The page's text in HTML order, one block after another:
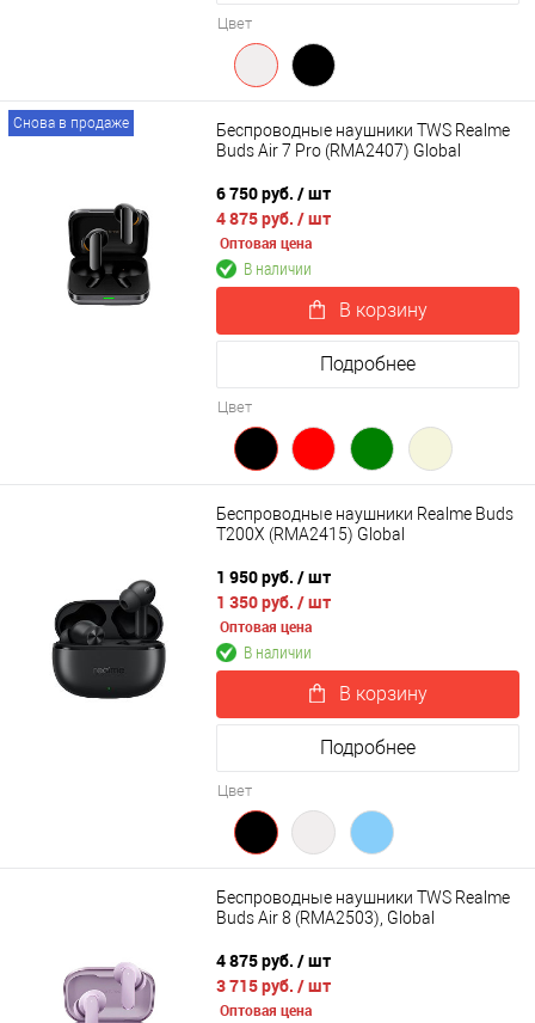
Цвет
Снова в продаже
Беспроводные наушники TWS Realme
Buds Air 7 Pro (RMA2407) Global
6 750 руб. / шт
4 875 руб. / шт
Оптовая цена
В наличии
В корзину
Подробнее
Цвет
Беспроводные наушники Realme Buds
T200X (RMA2415) Global
1 950 руб. / шт
1 350 руб. / шт
Оптовая цена
В наличии
В корзину
Подробнее
Цвет
Беспроводные наушники TWS Realme
Buds Air 8 (RMA2503), Global
4 875 руб. / шт
3 715 руб. / шт
Оптовая цена